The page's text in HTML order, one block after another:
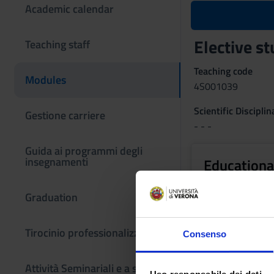
Consenso
Academic calendar
Teaching staff
Modules
Gestione carriere
Guida ai programmi degli
insegnamenti
Graduation
Tirocinio professionalizzante
Attività Seminariali e a scelta
Elective
Teaching code
4S001039
Scientific
- - -
activated.
You can see the
Elective